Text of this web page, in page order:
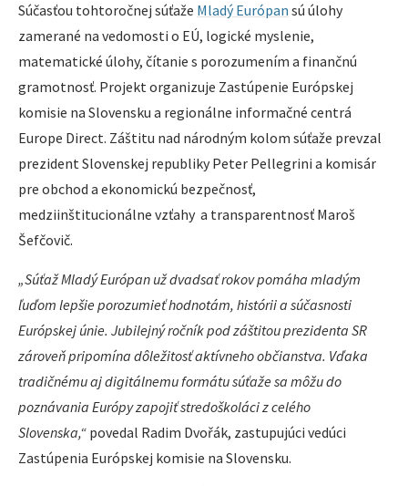
Súčasťou tohtoročnej súťaže Mladý Európan sú úlohy
zamerané na vedomosti o EÚ, logické myslenie,
matematické úlohy, čítanie s porozumením a finančnú
gramotnosť. Projekt organizuje Zastúpenie Európskej
komisie na Slovensku a regionálne informačné centrá
Europe Direct. Záštitu nad národným kolom súťaže prevzal
prezident Slovenskej republiky Peter Pellegrini a komisár
pre obchod a ekonomickú bezpečnosť,
medziinštitucionálne vzťahy a transparentnosť Maroš
Šefčovič.
„Súťaž Mladý Európan už dvadsať rokov pomáha mladým
ľuďom lepšie porozumieť hodnotám, histórii a súčasnosti
Európskej únie. Jubilejný ročník pod záštitou prezidenta SR
zároveň pripomína dôležitosť aktívneho občianstva. Vďaka
tradičnému aj digitálnemu formátu súťaže sa môžu do
poznávania Európy zapojiť stredoškoláci z celého
Slovenska,“ povedal Radim Dvořák, zastupujúci vedúci
Zastúpenia Európskej komisie na Slovensku.